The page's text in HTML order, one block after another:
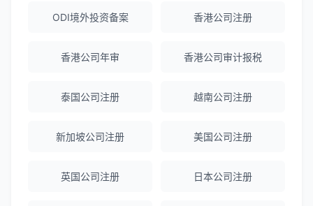
Robert Chen ★★★★☆
陈经理 ★★★★★
ODI境外投资备案 香港公司注册
香港公司年审 香港公司审计报税
泰国公司注册 越南公司注册
新加坡公司注册 美国公司注册
英国公司注册 日本公司注册